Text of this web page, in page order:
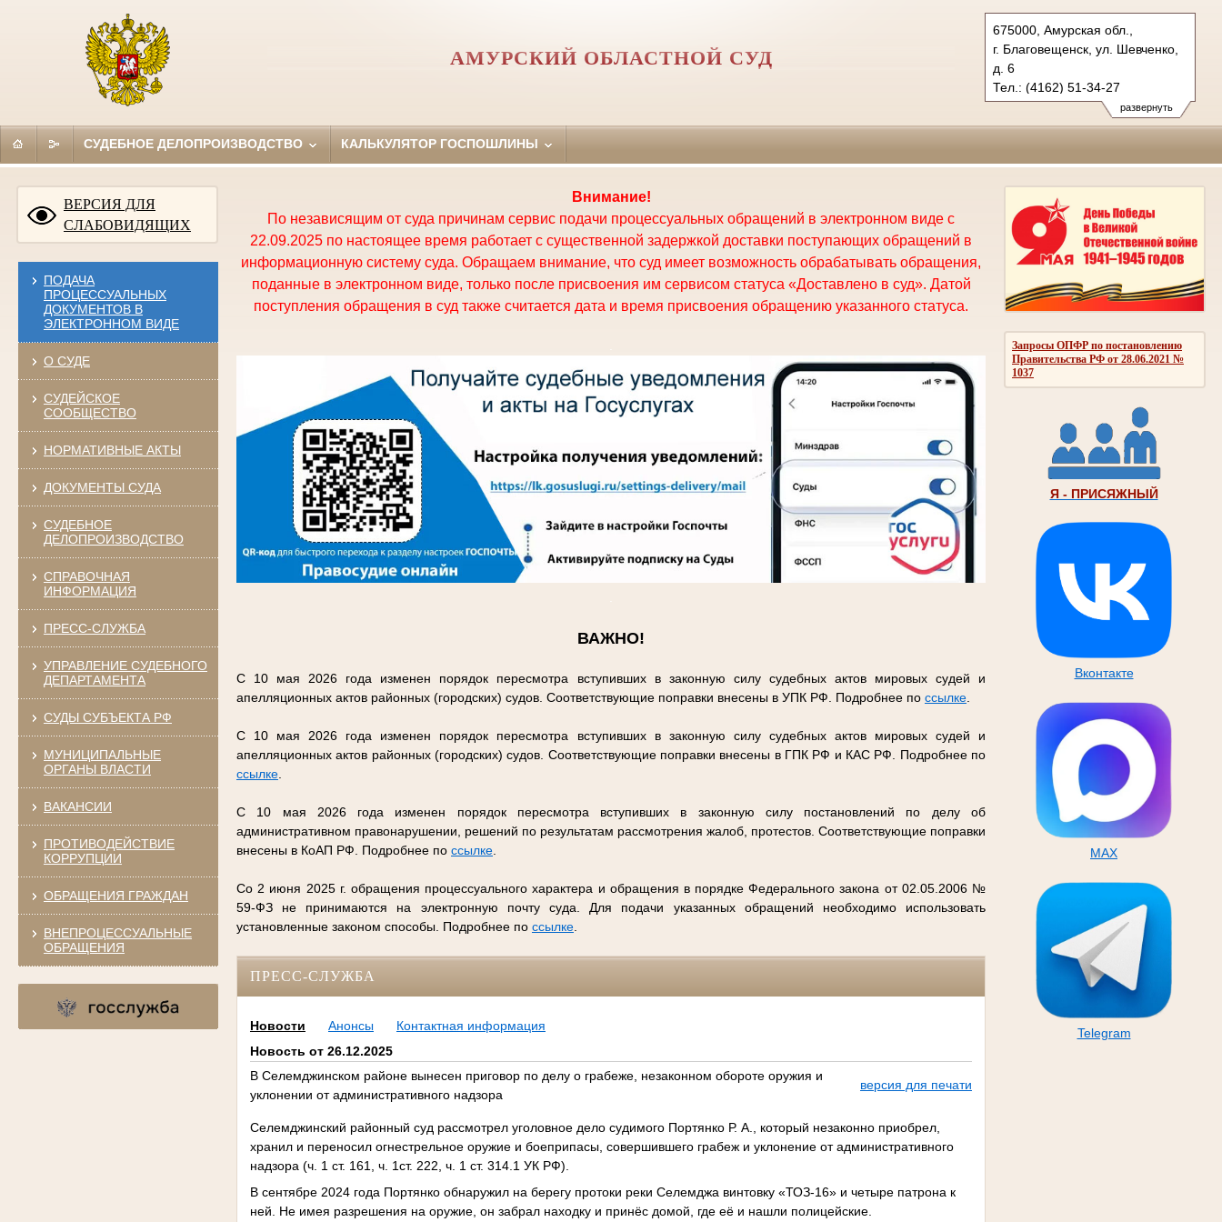
развернуть
675000, Амурская обл.,
г. Благовещенск, ул. Шевченко,
д. 6
Тел.: (4162) 51-34-27
oblsud.amr@sudrf.ru
АМУРСКИЙ ОБЛАСТНОЙ СУД
СУДЕБНОЕ ДЕЛОПРОИЗВОДСТВО КАЛЬКУЛЯТОР ГОСПОШЛИНЫ
ВЕРСИЯ ДЛЯ
СЛАБОВИДЯЩИХ
ПОДАЧА
ПРОЦЕССУАЛЬНЫХ
ДОКУМЕНТОВ В
ЭЛЕКТРОННОМ ВИДЕ
О СУДЕ
СУДЕЙСКОЕ
СООБЩЕСТВО
НОРМАТИВНЫЕ АКТЫ
ДОКУМЕНТЫ СУДА
СУДЕБНОЕ
ДЕЛОПРОИЗВОДСТВО
СПРАВОЧНАЯ
ИНФОРМАЦИЯ
ПРЕСС-СЛУЖБА
УПРАВЛЕНИЕ СУДЕБНОГО
ДЕПАРТАМЕНТА
СУДЫ СУБЪЕКТА РФ
МУНИЦИПАЛЬНЫЕ
ОРГАНЫ ВЛАСТИ
ВАКАНСИИ
ПРОТИВОДЕЙСТВИЕ
КОРРУПЦИИ
ОБРАЩЕНИЯ ГРАЖДАН
ВНЕПРОЦЕССУАЛЬНЫЕ
ОБРАЩЕНИЯ
Запросы ОПФР по постановлению
Правительства РФ от 28.06.2021 №
1037
Я - ПРИСЯЖНЫЙ
Вконтакте
MAX
Telegram
Внимание!
По независящим от суда причинам сервис подачи процессуальных обращений в электронном виде с
22.09.2025 по настоящее время работает с существенной задержкой доставки поступающих обращений в
информационную систему суда. Обращаем внимание, что суд имеет возможность обрабатывать обращения,
поданные в электронном виде, только после присвоения им сервисом статуса «Доставлено в суд». Датой
поступления обращения в суд также считается дата и время присвоения обращению указанного статуса.
ВАЖНО!
С 10 мая 2026 года изменен порядок пересмотра вступивших в законную силу судебных актов мировых судей и
апелляционных актов районных (городских) судов. Соответствующие поправки внесены в УПК РФ. Подробнее по ссылке.
С 10 мая 2026 года изменен порядок пересмотра вступивших в законную силу судебных актов мировых судей и
апелляционных актов районных (городских) судов. Соответствующие поправки внесены в ГПК РФ и КАС РФ. Подробнее по
ссылке.
С 10 мая 2026 года изменен порядок пересмотра вступивших в законную силу постановлений по делу об
административном правонарушении, решений по результатам рассмотрения жалоб, протестов. Соответствующие поправки
внесены в КоАП РФ. Подробнее по ссылке.
Со 2 июня 2025 г. обращения процессуального характера и обращения в порядке Федерального закона от 02.05.2006 №
59-ФЗ не принимаются на электронную почту суда. Для подачи указанных обращений необходимо использовать
установленные законом способы. Подробнее по ссылке.
ПРЕСС-СЛУЖБА
Новости Анонсы
Контактная информация
Новость от 26.12.2025
В Селемджинском районе вынесен приговор по делу о грабеже, незаконном обороте оружия и
уклонении от административного надзора
версия для печати
Селемджинский районный суд рассмотрел уголовное дело судимого Портянко Р. А., который незаконно приобрел,
хранил и переносил огнестрельное оружие и боеприпасы, совершившего грабеж и уклонение от административного
надзора (ч. 1 ст. 161, ч. 1ст. 222, ч. 1 ст. 314.1 УК РФ).
В сентябре 2024 года Портянко обнаружил на берегу протоки реки Селемджа винтовку «ТОЗ-16» и четыре патрона к
ней. Не имея разрешения на оружие, он забрал находку и принёс домой, где её и нашли полицейские.